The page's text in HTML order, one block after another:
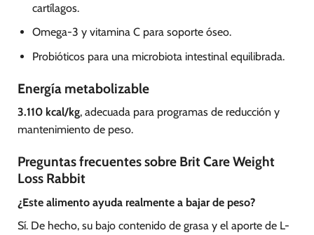
cartílagos.
Omega-3 y vitamina C para soporte óseo.
Probióticos para una microbiota intestinal equilibrada.
Energía metabolizable
3.110 kcal/kg, adecuada para programas de reducción y
mantenimiento de peso.
Preguntas frecuentes sobre Brit Care Weight
Loss Rabbit
¿Este alimento ayuda realmente a bajar de peso?
Sí. De hecho, su bajo contenido de grasa y el aporte de L-